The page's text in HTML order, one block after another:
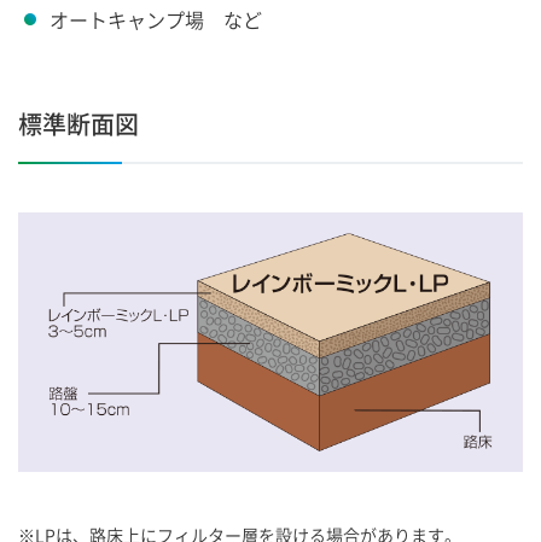
オートキャンプ場 など
標準断面図
※LPは、路床上にフィルター層を設ける場合があります。